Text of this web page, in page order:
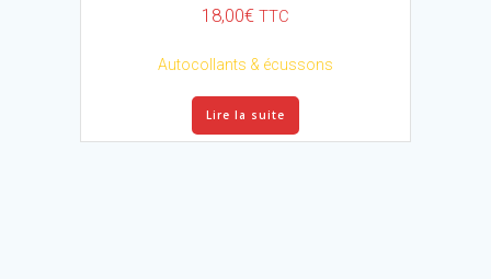
18,00€ TTC
Autocollants & écussons
Lire la suite